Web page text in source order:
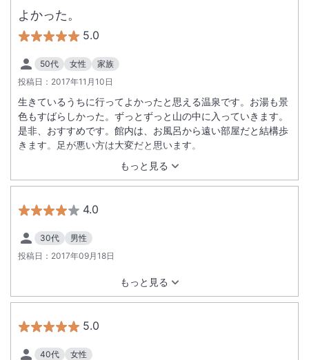
よかった。
5.0
50代 女性
家族
投稿日： 2017年11月10日
もっと見る
生きているうちに行ってよかったと思える温泉です。お湯も景
色もすばらしかった。ずっとずっと山の中に入っていきます。
是非、おすすめです。館内は、お風呂から遠い部屋だと結構歩
きます。足が悪い方は大変だと思います。
4.0
30代
男性
投稿日： 2017年09月18日
もっと見る
5.0
40代
女性